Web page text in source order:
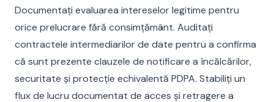
Documentați evaluarea intereselor legitime pentru
orice prelucrare fără consimțământ. Auditați
contractele intermediarilor de date pentru a confirma
că sunt prezente clauzele de notificare a încălcărilor,
securitate și protecție echivalentă PDPA. Stabiliți un
flux de lucru documentat de acces și retragere a